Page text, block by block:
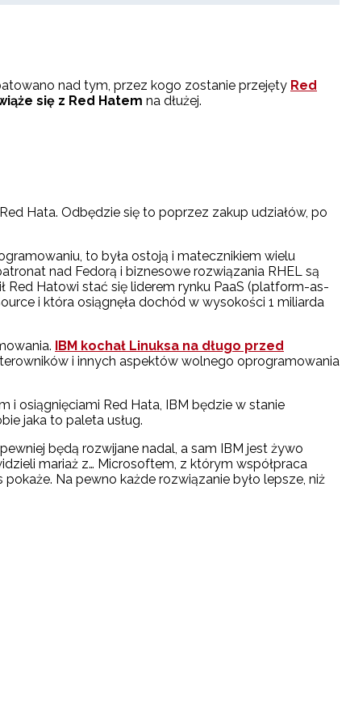
nad tym, przez kogo zostanie przejęty Red
się z Red Hatem na dłużej.
Hata. Odbędzie się to poprzez zakup udziałów, po
to była ostoją i matecznikiem wielu
nad Fedorą i biznesowe rozwiązania RHEL są
Red Hatowi stać się liderem rynku PaaS (platform-as-
i która osiągnęła dochód w wysokości 1 miliarda
IBM kochał Linuksa na długo przed
i innych aspektów wolnego oprogramowania
i osiągnięciami Red Hata, IBM będzie w stanie
jaka to paleta usług.
będą rozwijane nadal, a sam IBM jest żywo
mariaż z… Microsoftem, z którym współpraca
Na pewno każde rozwiązanie było lepsze, niż